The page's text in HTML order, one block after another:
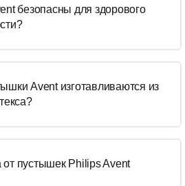
безопасны для здорового
Avent изготавливаются из
пустышек Philips Avent